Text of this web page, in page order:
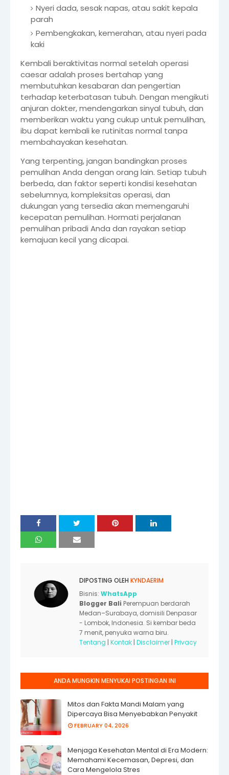
Nyeri dada, sesak napas, atau sakit kepala
parah
Pembengkakan, kemerahan, atau nyeri pada
kaki
Kembali beraktivitas normal setelah operasi
caesar adalah proses bertahap yang
membutuhkan kesabaran dan pengertian
terhadap keterbatasan tubuh. Dengan mengikuti
anjuran dokter, mendengarkan sinyal tubuh, dan
memberikan waktu yang cukup untuk pemulihan,
ibu dapat kembali ke rutinitas normal tanpa
membahayakan kesehatan.
Yang terpenting, jangan bandingkan proses
pemulihan Anda dengan orang lain. Setiap tubuh
berbeda, dan faktor seperti kondisi kesehatan
sebelumnya, kompleksitas operasi, dan
dukungan yang tersedia akan memengaruhi
kecepatan pemulihan. Hormati perjalanan
pemulihan pribadi Anda dan rayakan setiap
kemajuan kecil yang dicapai.
DIPOSTING OLEH KYNDAERIM
Bisnis: WhatsApp
Blogger Bali Perempuan berdarah
Medan–Surabaya, domisili Denpasar
- Lombok, Indonesia. Si kembar beda
7 menit, penyuka warna biru.
Tentang | Kontak | Disclaimer | Privacy
ANDA MUNGKIN MENYUKAI POSTINGAN INI
Mitos dan Fakta Mandi Malam yang
Dipercaya Bisa Menyebabkan Penyakit
FEBRUARY 04, 2026
Menjaga Kesehatan Mental di Era Modern:
Memahami Kecemasan, Depresi, dan
Cara Mengelola Stres